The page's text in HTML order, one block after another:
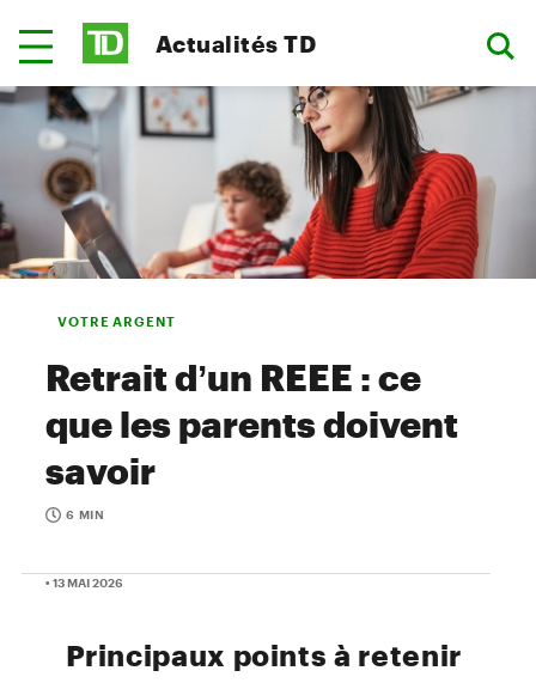
Actualités TD
VOTRE ARGENT
Retrait d’un REEE : ce
que les parents doivent
savoir
6 MIN
• 13 MAI 2026
Principaux points à retenir